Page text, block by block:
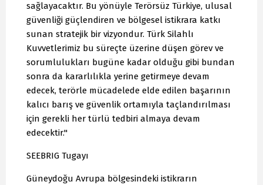
sağlayacaktır. Bu yönüyle Terörsüz Türkiye, ulusal
güvenliği güçlendiren ve bölgesel istikrara katkı
sunan stratejik bir vizyondur. Türk Silahlı
Kuvvetlerimiz bu süreçte üzerine düşen görev ve
sorumlulukları bugüne kadar olduğu gibi bundan
sonra da kararlılıkla yerine getirmeye devam
edecek, terörle mücadelede elde edilen başarının
kalıcı barış ve güvenlik ortamıyla taçlandırılması
için gerekli her türlü tedbiri almaya devam
edecektir."
SEEBRIG Tugayı
Güneydoğu Avrupa bölgesindeki istikrarın